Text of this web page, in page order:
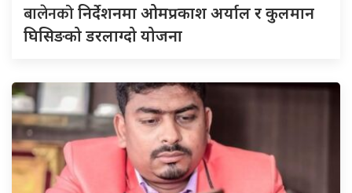
बालेनकोनिर्देशनमा ओमप्रकाश अर्याल र कुलमान
घिसिङको डरलाग्दो योजना